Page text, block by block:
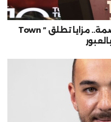
بعد نجاح مشروعاتها بالعاصمة.. مزايا تطلق ” Town